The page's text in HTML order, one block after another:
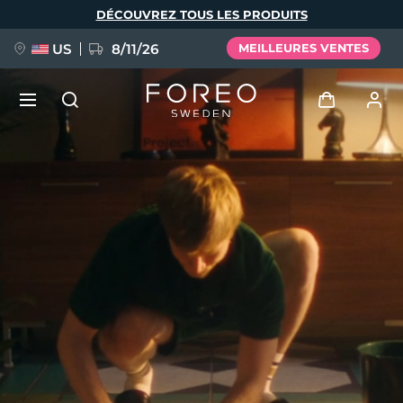
DÉCOUVREZ TOUS LES PRODUITS
US 8/11/26 MEILLEURES VENTES
Se connecter
Profil de l'utilisateur
Mes appareils
Mes commandes
Mes adresses
Mes abonnements
FAQ™ Pure Beauty-Tech Elixir
issa™ Teeth Whitening Set
Langue
Deutsch
Español
Français
Italiano
Português
Polski
Svenska
Русский
简体中文 繁體中文